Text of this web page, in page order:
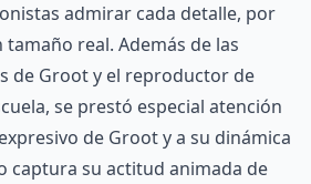
admirar cada detalle, por
real. Además de las
de Groot y el reproductor de
se prestó especial atención
de Groot y a su dinámica
captura su actitud animada de